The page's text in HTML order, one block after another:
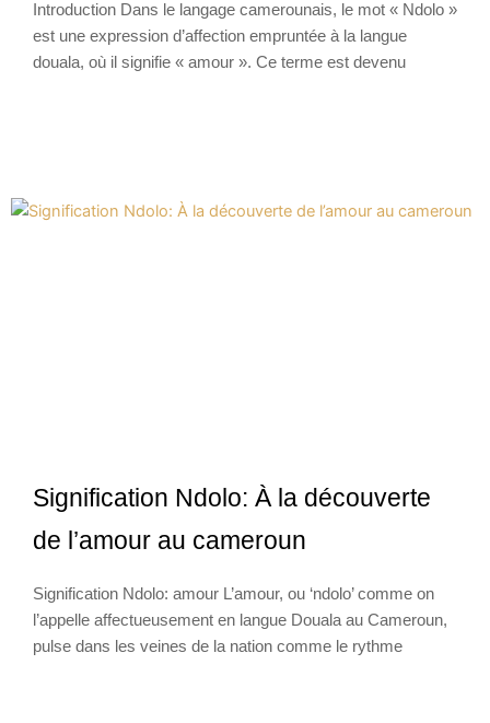
Introduction Dans le langage camerounais, le mot « Ndolo »
est une expression d’affection empruntée à la langue
douala, où il signifie « amour ». Ce terme est devenu
Signification Ndolo: À la découverte
de l’amour au cameroun
Signification Ndolo: amour L’amour, ou ‘ndolo’ comme on
l’appelle affectueusement en langue Douala au Cameroun,
pulse dans les veines de la nation comme le rythme